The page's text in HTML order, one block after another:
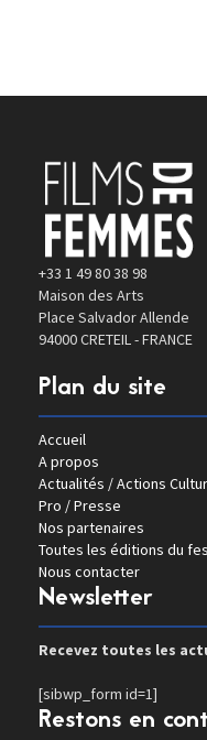
+33 1 49 80 38 98
Maison des Arts
Place Salvador Allende
94000 CRETEIL - FRANCE
Plan du site
Accueil
A propos
Actualités / Actions
Pro / Presse
Nos partenaires
Toutes les éditions du
Nous contacter
Newsletter
Recevez toutes les
[sibwp_form id=1]
Restons en